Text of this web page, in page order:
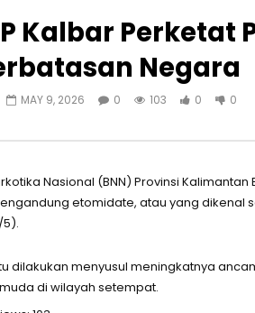
Kalbar Perketat
Negara
MAY 9, 2026 0 103 0 0
Nasional (BNN) Provinsi
etomidate, atau yang dikenal
5).
dilakukan menyusul meningkatnya
di wilayah setempat.